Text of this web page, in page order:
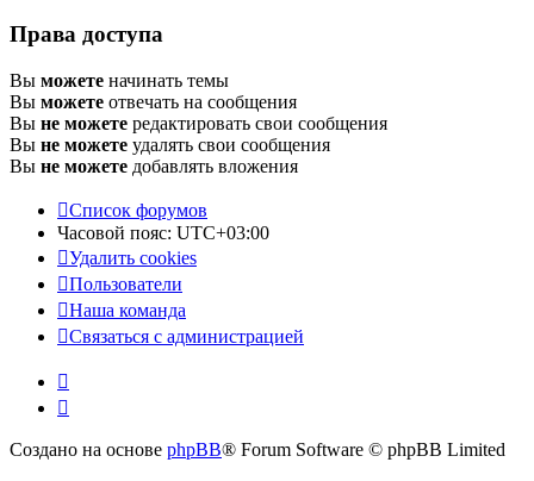
Права доступа
Вы можете начинать темы
Вы можете отвечать на сообщения
Вы не можете редактировать свои сообщения
Вы не можете удалять свои сообщения
Вы не можете добавлять вложения
Список форумов
Часовой пояс: UTC+03:00
Удалить cookies
Пользователи
Наша команда
Связаться с администрацией
Создано на основе phpBB® Forum Software © phpBB Limited